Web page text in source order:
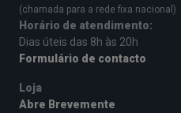
(chamada para a rede fixa nacional)
Horário de atendimento:
Dias úteis das 8h às 20h
Formulário de contacto
Loja
Abre Brevemente